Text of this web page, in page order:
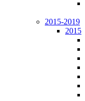
2015-2019
2015